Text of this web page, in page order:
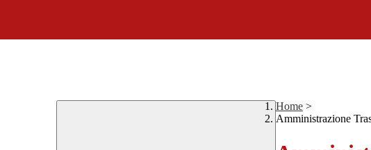
Home >
Amministrazione